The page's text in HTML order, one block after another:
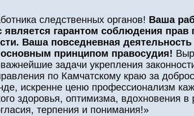
следственных органов! Ваша
гарантом соблюдения прав
Ваша повседневная
принципом правосудия!
задачи укрепления
по Камчатскому краю за
искренне ценю профессионализм
здоровья, оптимизма, вдохновения в
терпения и понимания!»